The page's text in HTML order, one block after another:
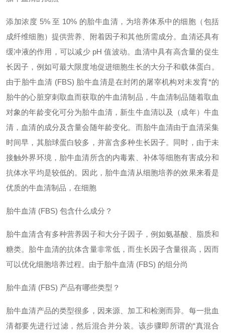
添加浓度 5% 至 10% 的胎牛血清，为培养体系中的细胞（包括
成纤维细胞）提供营养、附着因子和其他所需成分。血清还具有
缓冲液的作用，可以减少 pH 值波动。血清中具有高含量的促生
长因子，例如可最大限度地促进细胞生长的大分子和载体蛋白。
由于胎牛血清 (FBS) 胎牛血清是在封闭的屠宰机构对未发育*的
胎牛的心脏穿刺取血而获取的牛血清制品，牛血清制品随着取血
对象的年龄变化可分为胎牛血清，新生牛血清以及（成年）牛血
清，血清的成分及含量会随年龄变化。而胎牛血清由于血清采集
时间早，其胎球蛋白较多，并富含多种生长因子。同时，由于未
接触外界环境，胎牛血清所含的内毒素、补体等细胞有害成分和
抗体水平均是较低的。因此，胎牛血清从细胞培养的效果来看是
优质的牛血清制品，在细胞
胎牛血清 (FBS) 包含什么成分？
胎牛血清含有多种营养因子和大分子因子，例如氨基酸、脂质和
糖类。胎牛血清的抗体含量非常低，而生长因子含量很高，因而
可以优化细胞培养过程。由于胎牛血清 (FBS) 的组分尚
胎牛血清 (FBS) 产品有哪些类型？
胎牛血清产品的类型很多，因来源、加工和检测而异。每一批血
清都要先进行过滤，然后混合并分装。该步骤即所谓的“真混合